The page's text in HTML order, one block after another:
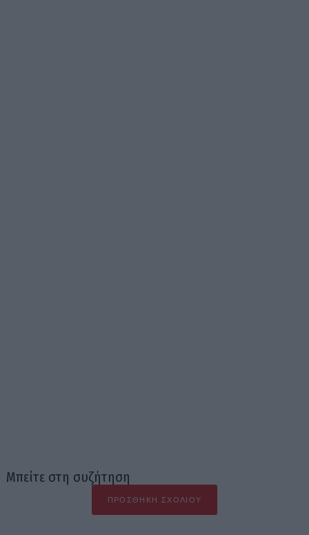
Μπείτε στη συζήτηση
ΠΡΟΣΘΉΚΗ ΣΧΟΛΊΟΥ